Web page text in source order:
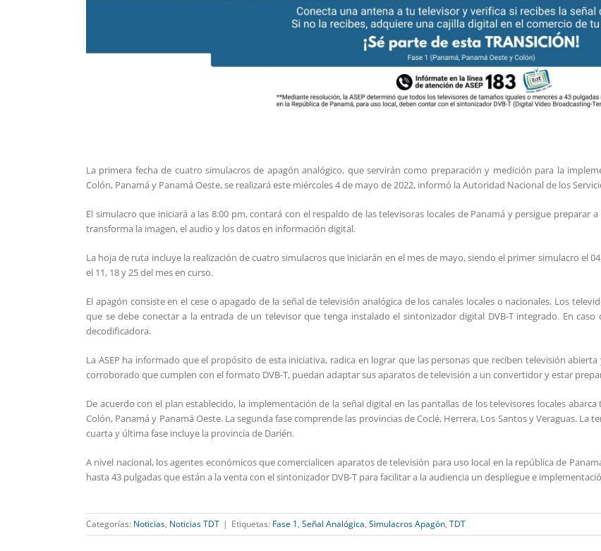
La primera fecha de cuatro simulacros de apagón analógico, que servirán como preparación y medición para la
Colón, Panamá y Panamá Oeste, se realizará este miércoles 4 de mayo de 2022, informó la Autoridad Nacional de los
El simulacro que iniciará a las 8:00 pm, contará con el respaldo de las televisoras locales de Panamá y persigue preparar
transforma la imagen, el audio y los datos en información digital.
La hoja de ruta incluye la realización de cuatro simulacros que iniciarán en el mes de mayo, siendo el primer simulacro el
el 11, 18 y 25 del mes en curso.
El apagón consiste en el cese o apagado de la señal de televisión analógica de los canales locales o nacionales. Los
que se debe conectar a la entrada de un televisor que tenga instalado el sintonizador digital DVB-T integrado. En
decodificadora.
La ASEP ha informado que el propósito de esta iniciativa, radica en lograr que las personas que reciben televisión
corroborado que cumplen con el formato DVB-T, puedan adaptar sus aparatos de televisión a un convertidor y estar
De acuerdo con el plan establecido, la implementación de la señal digital en las pantallas de los televisores locales
Colón, Panamá y Panamá Oeste. La segunda fase comprende las provincias de Coclé, Herrera, Los Santos y Veraguas. La
cuarta y última fase incluye la provincia de Darién.
A nivel nacional, los agentes económicos que comercialicen aparatos de televisión para uso local en la república de
hasta 43 pulgadas que están a la venta con el sintonizador DVB-T para facilitar a la audiencia un despliegue e
Categorías: Noticias, Noticias TDT | Etiquetas: Fase 1, Señal Analógica, Simulacros Apagón, TDT